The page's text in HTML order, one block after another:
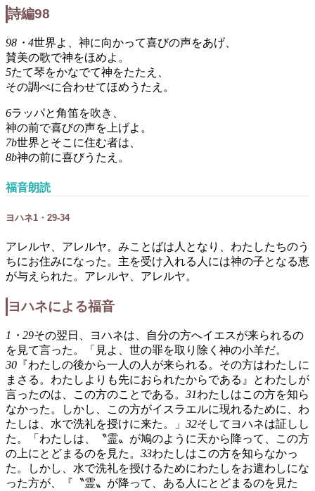
詩編98
98・4世界よ、神に向かって喜びの声をあげ、
賛美の歌で神をほめよ。
5たて琴をかなでて神をたたえ、
その調べに合わせてほめうたえ。
6ラッパと角笛を吹き、
神の前で喜びの声を上げよ。
7b世界とそこに住む者は、
8b神の前に喜びうたえ。
福音朗読
ヨハネ1・29-34
アレルヤ、アレルヤ。みことばは人となり、わたしたちのう
ちにお住みになった。主を受け入れる人には神の子となる恵
が与えられた。アレルヤ、アレルヤ。
ヨハネによる福音
1・29その翌日、ヨハネは、自分の方へイエスが来られるの
を見て言った。「見よ、世の罪を取り除く神の小羊だ。
30 『わたしの後から一人の人が来られる。その方はわたしに
まさる。わたしよりも先におられたからである』とわたしが
言ったのは、この方のことである。 31わたしはこの方を知ら
なかった。しかし、この方がイスラエルに現れるために、わ
たしは、水で洗礼を授けに来た。」 32そしてヨハネは証しし
た。「わたしは、〝霊〟が鳩のように天から降って、この方
の上にとどまるのを見た。 33わたしはこの方を知らなかっ
た。しかし、水で洗礼を授けるためにわたしをお遣わしにな
った方が、『〝霊〟が降って、ある人にとどまるのを見た